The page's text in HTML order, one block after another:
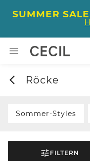
SUMMER SALE
Röcke
Sommer-Styles
FILTERN